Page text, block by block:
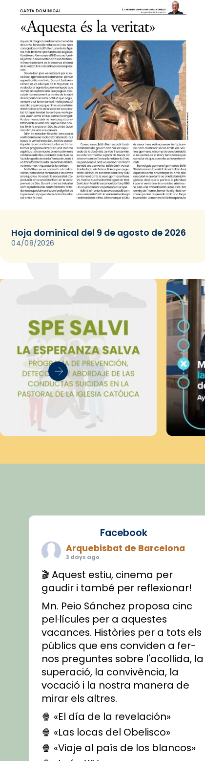
Hoja dominical del 9 de agosto de 2026
04/08/2026
Facebook
Arquebisbat de Barcelona
3 days ago
🎬 Aquest estiu, cinema per
gaudir i també per reflexionar!
Mn. Peio Sánchez proposa cinc
pel·lícules per a aquestes
vacances. Històries per a tots els
públics que ens conviden a fer-
nos preguntes sobre l'acollida, la
superació, la convivència, la
vocació i la nostra manera de
mirar els altres.
🍿 «El día de la revelación»
🍿 «Las locas del Obelisco»
🍿 «Viaje al país de los blancos»